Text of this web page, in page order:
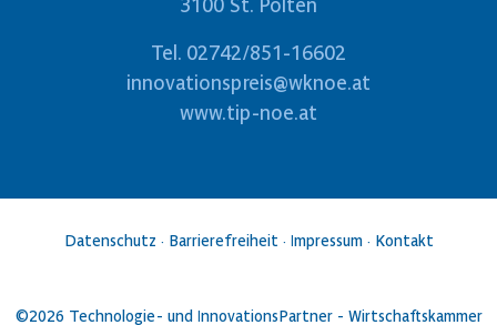
Tel. 02742/851-16602
innovationspreis@wknoe.at
www.tip-noe.at
Datenschutz · Barrierefreiheit · Impressum· Kontakt
©2026 Technologie- und InnovationsPartner - Wirtschaftskammer